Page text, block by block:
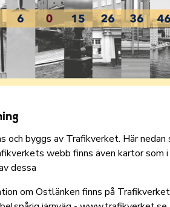
och byggs av Trafikverket. Här
webb finns även kartor som
dessa
om Ostlänken finns på